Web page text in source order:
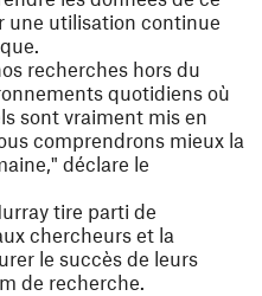
une utilisation continue
recherches hors du
quotidiens où
sont vraiment mis en
comprendrons mieux la
déclare le
tire parti de
chercheurs et la
le succès de leurs
de recherche.